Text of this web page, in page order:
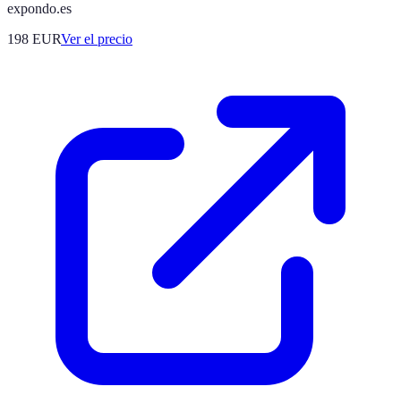
expondo.es
198 EURVer el precio